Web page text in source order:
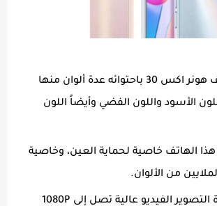
يتميز هاتف هونر اكس 30 باحتوائه عدة ألوان منها
الأسود واللون الفضي وأيضاً اللون
الهاتف خاصية لحماية العين، وخاصية
من الألوان.
تكون جودة التصوير الفيديو عالية تصل إلى 1080P